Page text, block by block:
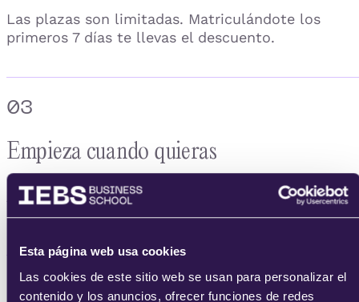
Esta página web usa cookies
Las cookies de este sitio web se usan para personalizar el
contenido y los anuncios, ofrecer funciones de redes
Las plazas son limitadas. Matriculándote los
primeros 7 días te llevas el descuento.
03
Empieza cuando quieras
Accedes al campus el día de inicio y sigues el
curso durante el mes, con clases en directo.
04